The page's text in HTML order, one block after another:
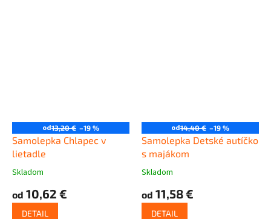
od13,20 € –19 %
Samolepka Chlapec v
lietadle
Skladom
od 10,62 €
DETAIL
od14,40 € –19 %
Samolepka Detské autíčko
s majákom
Skladom
od 11,58 €
DETAIL